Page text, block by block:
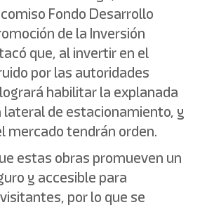
Fondo Desarrollo
de la Inversión
que, al invertir en el
por las autoridades
habilitar la explanada
lateral de estacionamiento, y
mercado tendrán orden.
estas obras promueven un
y accesible para
por lo que se